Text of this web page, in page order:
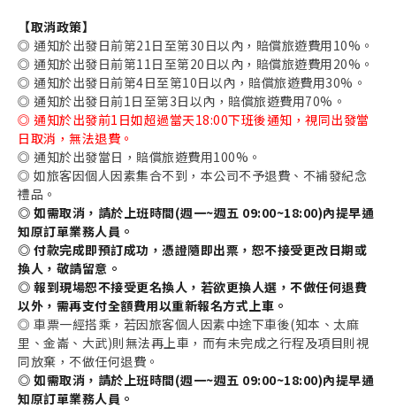
【取消政策】
◎ 通知於出發日前第21日至第30日以內，賠償旅遊費用10%。
◎ 通知於出發日前第11日至第20日以內，賠償旅遊費用20%。
◎ 通知於出發日前第4日至第10日以內，賠償旅遊費用30%。
◎ 通知於出發日前1日至第3日以內，賠償旅遊費用70%。
◎ 通知於​出發前1日如超過當天18:00下班後通知，視同出發當
日取消，無法退費。
◎ 通知於出發當日，賠償旅遊費用100%。
◎ 如旅客因個人因素集合不到，本公司不予退費、不補發紀念
禮品。
◎ 如需取消，請於上班時間(週一~週五 09:00~18:00)內提早通
知原訂單業務人員。
◎ 付款完成即預訂成功，憑證隨即出票 ，恕不接受更改日期或
換人，敬請留意。
◎ 報到現場恕不接受更名換人，若欲更換人選，不做任何退費
以外，需再支付全額費用以重新報名方式上車。
◎ 車票一經搭乘，若因旅客個人因素中途下車後(知本、太麻
里、金崙、大武)則無法再上車，而有未完成之行程及項目則視
同放棄，不做任何退費。
◎ 如需取消，請於上班時間(週一~週五 09:00~18:00)內提早通
知原訂單業務人員。